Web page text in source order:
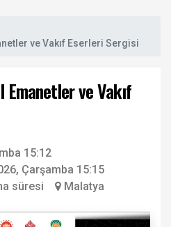
ve Vakıf Eserleri Sergisi
Emanetler ve Vakıf
15:12
Çarşamba 15:15
süresi Malatya